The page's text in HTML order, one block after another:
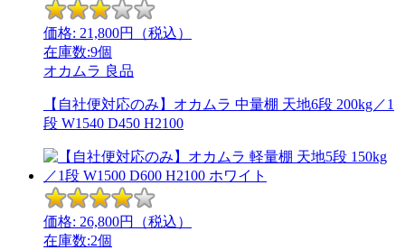
価格: 21,800円（税込）
在庫数:9個
オカムラ 良品
【自社便対応のみ】オカムラ 中量棚 天地6段 200kg／1
段 W1540 D450 H2100
価格: 26,800円（税込）
在庫数:2個